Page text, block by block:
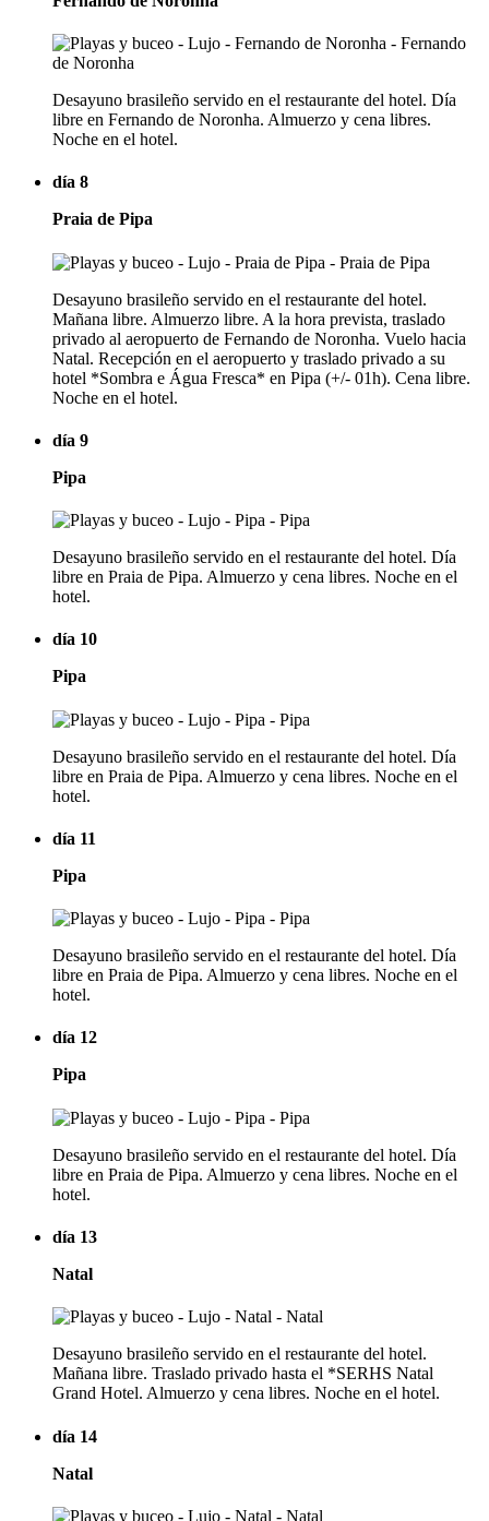
Desayuno brasileño servido en el restaurante del hotel. Día
libre en Fernando de Noronha. Almuerzo y cena libres.
Noche en el hotel.
día 8
Praia de Pipa
Desayuno brasileño servido en el restaurante del hotel.
Mañana libre. Almuerzo libre. A la hora prevista, traslado
privado al aeropuerto de Fernando de Noronha. Vuelo hacia
Natal. Recepción en el aeropuerto y traslado privado a su
hotel *Sombra e Água Fresca* en Pipa (+/- 01h). Cena libre.
Noche en el hotel.
día 9
Pipa
Desayuno brasileño servido en el restaurante del hotel. Día
libre en Praia de Pipa. Almuerzo y cena libres. Noche en el
hotel.
día 10
Pipa
Desayuno brasileño servido en el restaurante del hotel. Día
libre en Praia de Pipa. Almuerzo y cena libres. Noche en el
hotel.
día 11
Pipa
Desayuno brasileño servido en el restaurante del hotel. Día
libre en Praia de Pipa. Almuerzo y cena libres. Noche en el
hotel.
día 12
Pipa
Desayuno brasileño servido en el restaurante del hotel. Día
libre en Praia de Pipa. Almuerzo y cena libres. Noche en el
hotel.
día 13
Natal
Desayuno brasileño servido en el restaurante del hotel.
Mañana libre. Traslado privado hasta el *SERHS Natal
Grand Hotel. Almuerzo y cena libres. Noche en el hotel.
día 14
Natal